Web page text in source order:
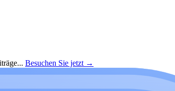
Besuchen Sie jetzt →